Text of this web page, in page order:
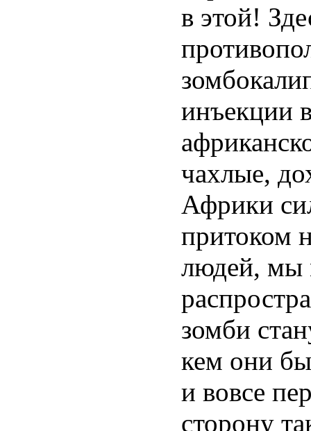
в этой!
инъекции
чахлые,
Африки
притоком
людей, мы
зомби
кем они
и вовсе
сторону